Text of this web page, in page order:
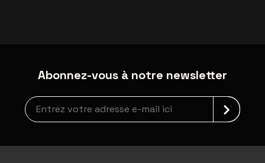
Abonnez-vous à notre newsletter
Inscription à la newsletter